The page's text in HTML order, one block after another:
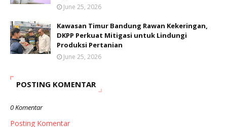
June 25, 2026
Kawasan Timur Bandung Rawan Kekeringan,
DKPP Perkuat Mitigasi untuk Lindungi
Produksi Pertanian
June 25, 2026
POSTING KOMENTAR
0 Komentar
Posting Komentar